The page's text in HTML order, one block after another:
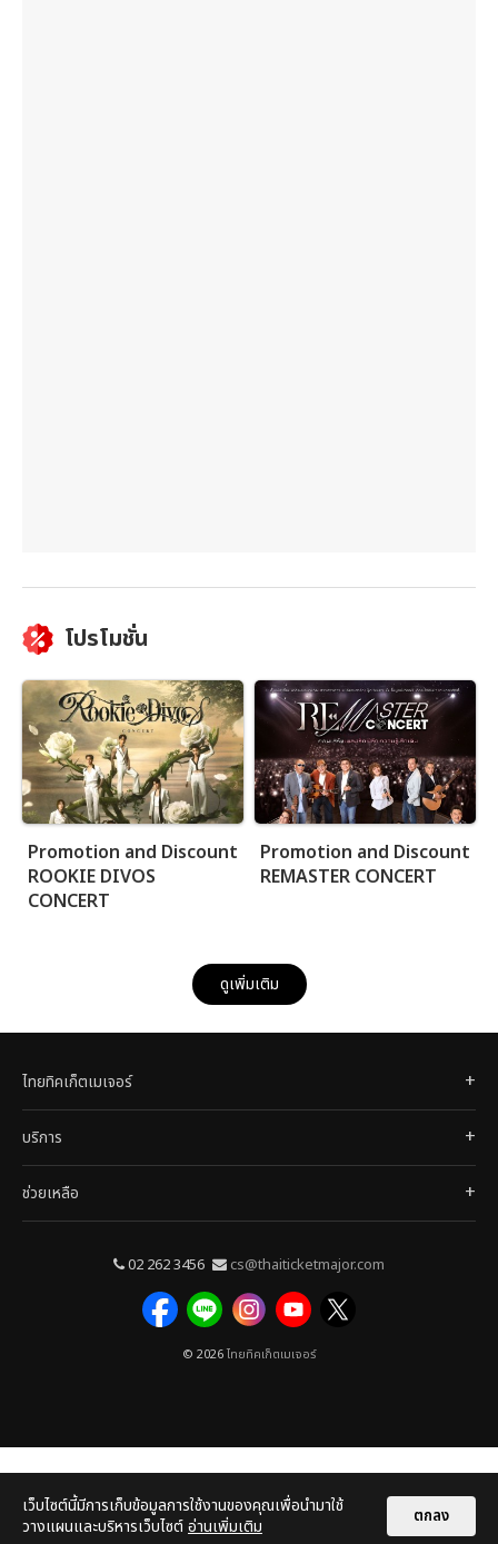
โปรโมชั่น
Promotion and Discount
ROOKIE DIVOS
CONCERT
Promotion and Discount
REMASTER CONCERT
ดูเพิ่มเติม
ไทยทิคเก็ตเมเจอร์
บริการ
ช่วยเหลือ
02 262 3456 cs@thaiticketmajor.com
© 2026ไทยทิคเก็ตเมเจอร์
เว็บไซต์นี้มีการเก็บข้อมูลการใช้งานของคุณเพื่อนำมาใช้
วางแผนและบริหารเว็บไซต์อ่านเพิ่มเติม ตกลง